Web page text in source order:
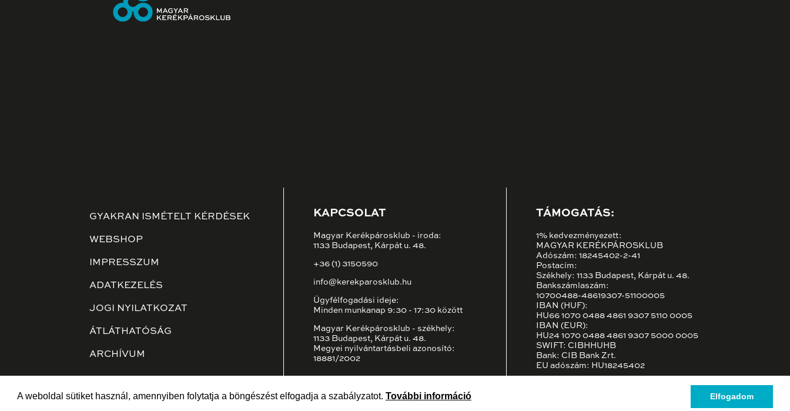
A weboldal sütiket használ, amennyiben folytatja a böngészést elfogadja a szabályzatot. További információ Elfogadom
GYAKRAN ISMÉTELT KÉRDÉSEK
WEBSHOP
IMPRESSZUM
ADATKEZELÉS
JOGI NYILATKOZAT
ÁTLÁTHATÓSÁG
ARCHÍVUM
KAPCSOLAT
Magyar Kerékpárosklub - iroda:
1133 Budapest, Kárpát u. 48.
+36 (1) 3150590
info@kerekparosklub.hu
Ügyfélfogadási ideje:
Minden munkanap 9:30 - 17:30 között
Magyar Kerékpárosklub - székhely:
1133 Budapest, Kárpát u. 48.
Megyei nyilvántartásbeli azonosító:
18881/2002
TÁMOGATÁS:
1% kedvezményezett:
MAGYAR KERÉKPÁROSKLUB
Adószám: 18245402-2-41
Postacím:
Székhely: 1133 Budapest, Kárpát u. 48.
Bankszámlaszám:
10700488-48619307-51100005
IBAN (HUF):
HU66 1070 0488 4861 9307 5110 0005
IBAN (EUR):
HU24 1070 0488 4861 9307 5000 0005
SWIFT: CIBHHUHB
Bank: CIB Bank Zrt.
EU adószám: HU18245402